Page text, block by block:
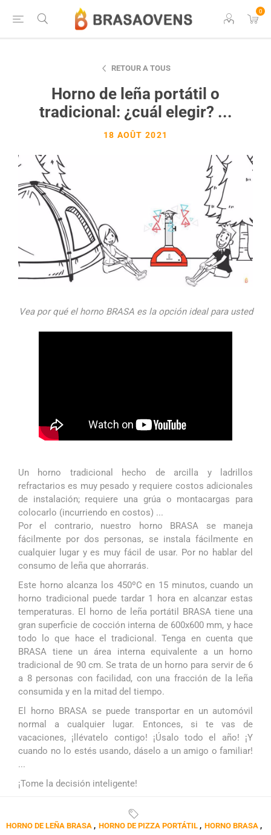
0
RETOUR A TOUS
Horno de leña portátil o
tradicional: ¿cuál elegir? ...
18 AOÛT 2021
Vea por qué el horno BRASA es la opción ideal para usted
Un horno tradicional hecho de arcilla y ladrillos
refractarios es muy pesado y requiere costos adicionales
de instalación; requiere una grúa o montacargas para
colocarlo (incurriendo en costos) ...
Por el contrario, nuestro horno BRASA se maneja
fácilmente por dos personas, se instala fácilmente en
cualquier lugar y es muy fácil de usar. Por no hablar del
consumo de leña que ahorrarás.
Este horno alcanza los 450ºC en 15 minutos, cuando un
horno tradicional puede tardar 1 hora en alcanzar estas
temperaturas. El horno de leña portátil BRASA tiene una
gran superficie de cocción interna de 600x600 mm, y hace
todo lo que hace el tradicional. Tenga en cuenta que
BRASA tiene un área interna equivalente a un horno
tradicional de 90 cm. Se trata de un horno para servir de 6
a 8 personas con facilidad, con una fracción de la leña
consumida y en la mitad del tiempo.
El horno BRASA se puede transportar en un automóvil
normal a cualquier lugar. Entonces, si te vas de
vacaciones, ¡llévatelo contigo! ¡Úsalo todo el año! ¡Y
cuando no lo estés usando, dáselo a un amigo o familiar!
...
¡Tome la decisión inteligente!
HORNO DE LEÑA BRASA , HORNO DE PIZZA PORTÁTIL , HORNO BRASA ,